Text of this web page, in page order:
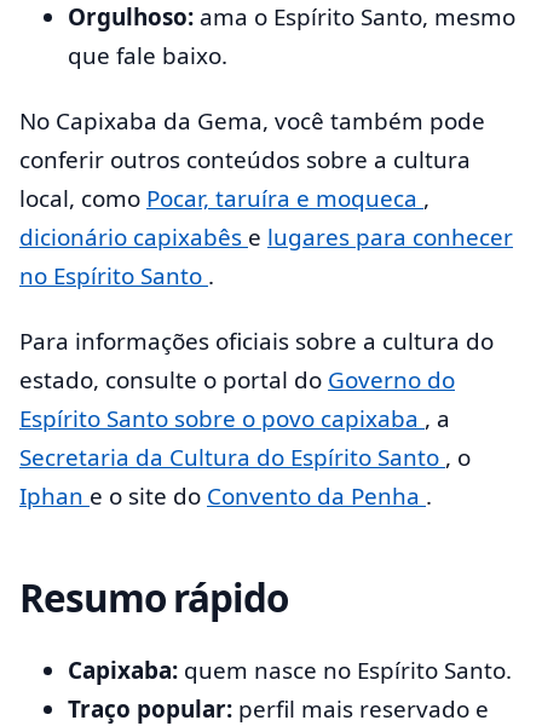
Orgulhoso: ama o Espírito Santo, mesmo
que fale baixo.
No Capixaba da Gema, você também pode
conferir outros conteúdos sobre a cultura
local, como Pocar, taruíra e moqueca ,
dicionário capixabês e lugares para conhecer
no Espírito Santo .
Para informações oficiais sobre a cultura do
estado, consulte o portal do Governo do
Espírito Santo sobre o povo capixaba , a
Secretaria da Cultura do Espírito Santo , o
Iphan e o site do Convento da Penha .
Resumo rápido
Capixaba: quem nasce no Espírito Santo.
Traço popular: perfil mais reservado e